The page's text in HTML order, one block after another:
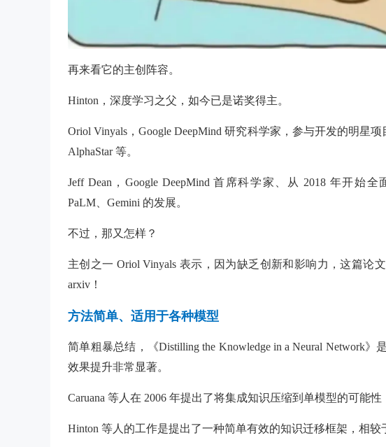
再来看它的主创阵容。
Hinton，深度学习之父，如今已是诺奖得主。
Oriol Vinyals，Google DeepMind 研究科学家，参与开发的明星项
AlphaStar 等。
Jeff Dean，Google DeepMind 首席科学家、从 2018 年开始
PaLM、Gemini 的发展。
不过，那又怎样？
主创之一 Oriol Vinyals 表示，因为缺乏创新和影响力，这篇论
arxiv！
方法简单、适用于各种模型
简单粗暴总结，《Distilling the Knowledge in a Neural Network
效果提升非常显著。
Caruana 等人在 2006 年提出了将集成知识压缩到单模型的可能
Hinton 等人的工作是提出了一种简单有效的知识迁移框架，相较